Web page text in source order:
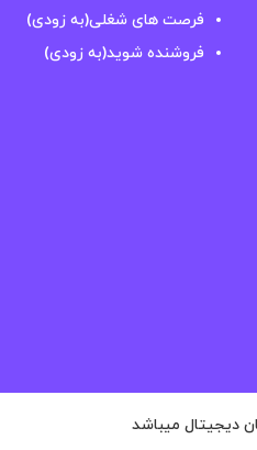
فرصت های شغلی(به زودی)
فروشنده شوید(به زودی)
دیجیتال میباشد